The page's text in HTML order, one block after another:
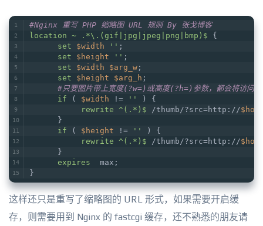
#Nginx 重写 PHP 缩略图 URL 规则 By 张戈博客
location ~ .*\.(gif|jpg|jpeg|png|bmp)$ {
set
$width '' ;
set
$height '' ;
set
$width $arg_w ;
set
$height $arg_h ;
#只要图片带上宽度(?w=)或高度(?h=)参数，都会将访
if ( $width != ''
) {
rewrite ^(.*)$ /thumb/?src=http://
      }
if ( $height != ''
) {
rewrite ^(.*)$ /thumb/?src=http://
      }
expires
  max;
}
这样还只是重写了缩略图的 URL 形式，如果需要开启缓
存，则需要用到 Nginx 的 fastcgi 缓存，还不熟悉的朋友请